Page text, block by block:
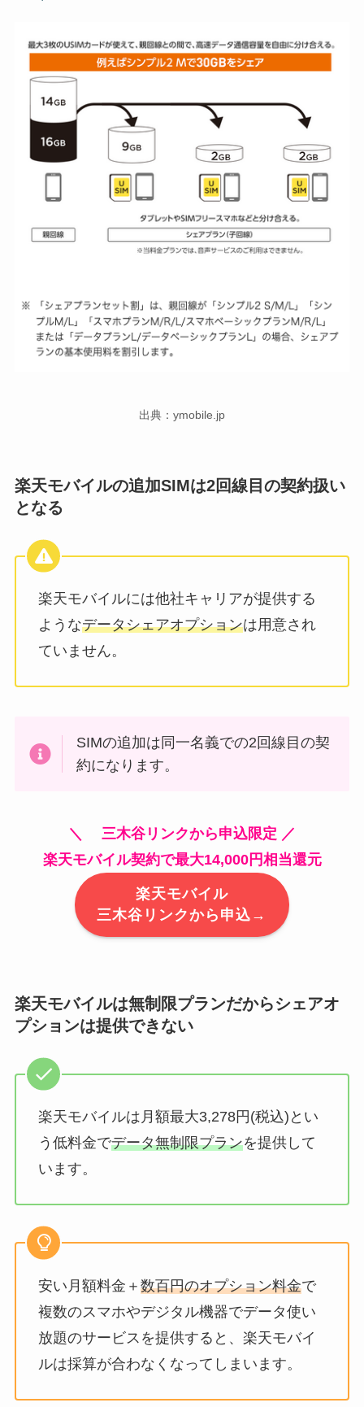
出典：ymobile.jp
楽天モバイルの追加SIMは2回線目の契約扱い
となる
楽天モバイルには他社キャリアが提供する
ようなデータシェアオプションは用意され
ていません。
SIMの追加は同一名義での2回線目の契
約になります。
＼ 三木谷リンクから申込限定 ／
楽天モバイル契約で最大14,000円相当還元
楽天モバイル
三木谷リンクから申込→
楽天モバイルは無制限プランだからシェアオ
プションは提供できない
楽天モバイルは月額最大3,278円(税込)とい
う低料金でデータ無制限プランを提供して
います。
安い月額料金＋ 数百円のオプション料金で
複数のスマホやデジタル機器でデータ使い
放題のサービスを提供すると、楽天モバイ
ルは採算が合わなくなってしまいます。